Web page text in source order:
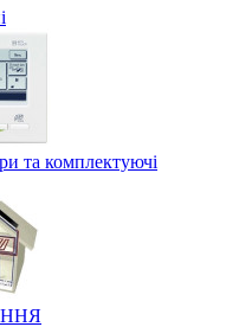
та комплектуючі